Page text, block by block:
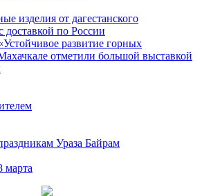
изделия от дагестанского
доставкой по России
развитие горных
отметили большой выставкой
Ураза Байрам
марта